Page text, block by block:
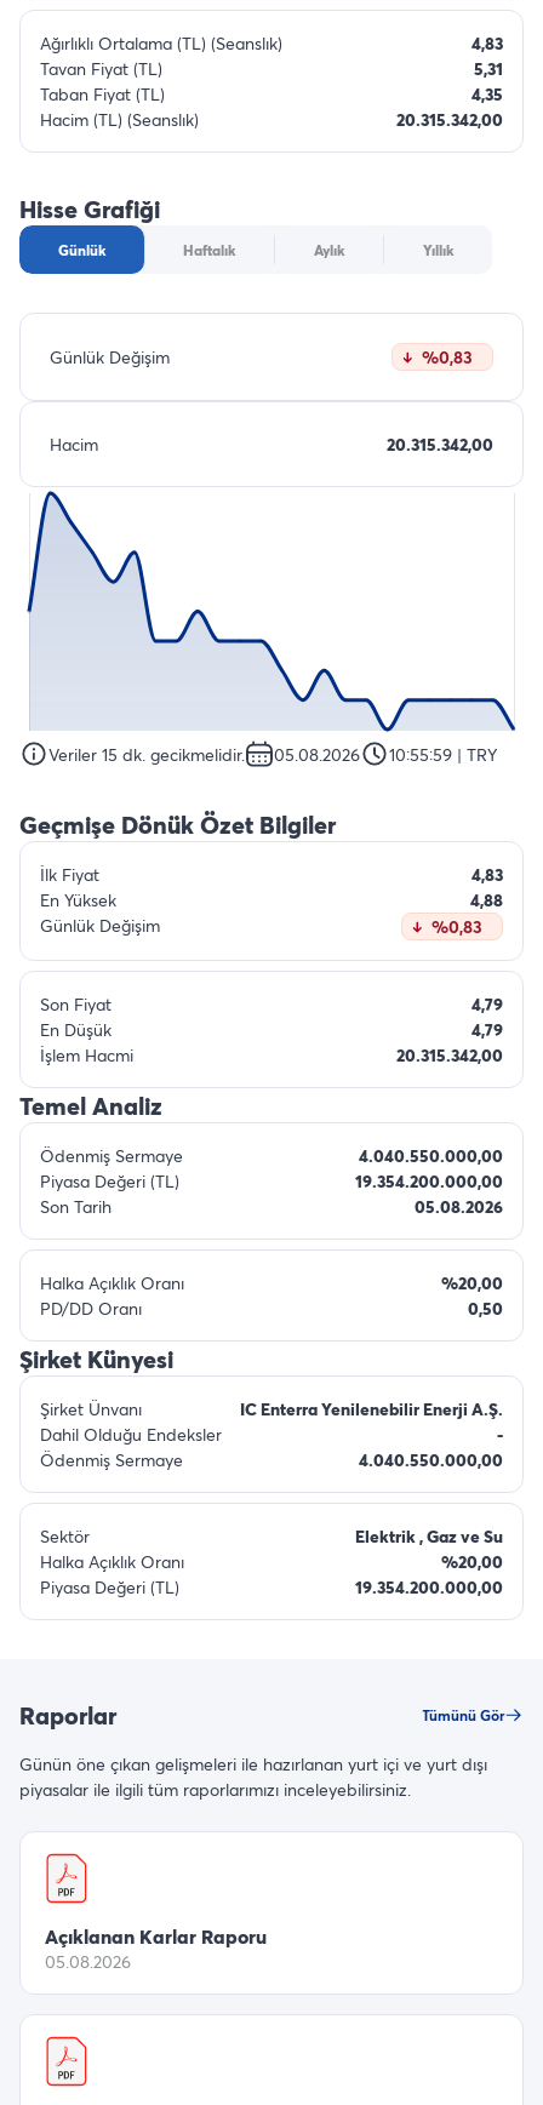
Ağırlıklı Ortalama (TL) (Seanslık)
4,83
Tavan Fiyat (TL)
5,31
Taban Fiyat (TL)
4,35
Hacim (TL) (Seanslık)
20.315.342,00
Hisse Grafiği
Günlük Haftalık Aylık Yıllık
Günlük Değişim %0,83
Hacim 20.315.342,00
Veriler 15 dk. gecikmelidir. 05.08.2026 10:55:59 | TRY
Geçmişe Dönük Özet Bilgiler
İlk Fiyat
4,83
En Yüksek
4,88
Günlük Değişim
%0,83
Son Fiyat
4,79
En Düşük
4,79
İşlem Hacmi
20.315.342,00
Temel Analiz
Ödenmiş Sermaye
4.040.550.000,00
Piyasa Değeri (TL)
19.354.200.000,00
Son Tarih
05.08.2026
Halka Açıklık Oranı
%20,00
PD/DD Oranı
0,50
Şirket Künyesi
Şirket Ünvanı
IC Enterra Yenilenebilir Enerji A.Ş.
Dahil Olduğu Endeksler
-
Ödenmiş Sermaye
4.040.550.000,00
Sektör
Elektrik , Gaz ve Su
Halka Açıklık Oranı
%20,00
Piyasa Değeri (TL)
19.354.200.000,00
Raporlar Tümünü Gör
Günün öne çıkan gelişmeleri ile hazırlanan yurt içi ve yurt dışı
piyasalar ile ilgili tüm raporlarımızı inceleyebilirsiniz.
Açıklanan Karlar Raporu
05.08.2026